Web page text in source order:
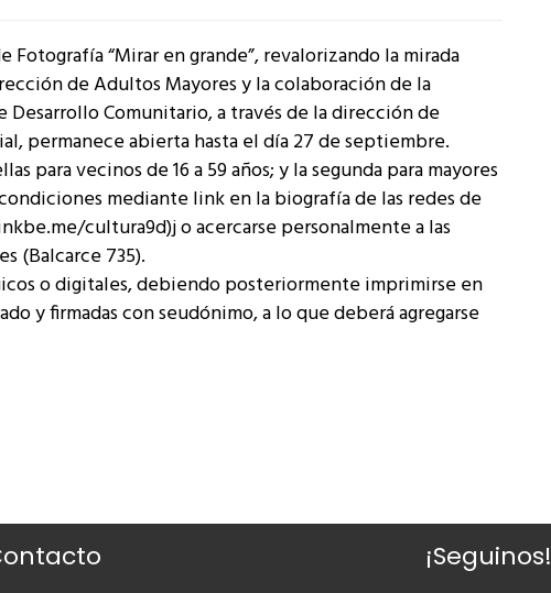
“Mirar en grande”, revalorizando la mirada
de Adultos Mayores y la colaboración de la
Comunitario, a través de la dirección de
permanece abierta hasta el día 27 de septiembre.
para vecinos de 16 a 59 años; y la segunda para mayores
mediante link en la biografía de las redes de
cultura9d)j o acercarse personalmente a las
(Balcarce 735).
o digitales, debiendo posteriormente imprimirse en
y firmadas con seudónimo, a lo que deberá agregarse
¡Seguinos!